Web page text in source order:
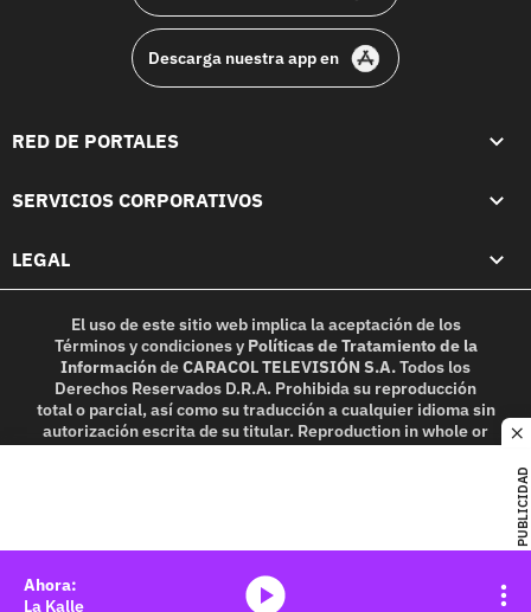
PUBLICIDAD
Descarga nuestra app en
RED DE PORTALES
SERVICIOS CORPORATIVOS
LEGAL
El uso de este sitio web implica la aceptación de los
Términos y condicionesy Políticas de Tratamiento de la
InformacióndeCARACOL TELEVISIÓN S.A.Todos los
Derechos Reservados D.R.A. Prohibida su reproducción
total o parcial, así como su traducción a cualquier idioma sin
autorización escrita de su titular. Reproduction in whole or
La Kalle